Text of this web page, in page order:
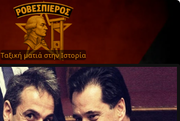
Ταξική ματιά στην Ιστορία